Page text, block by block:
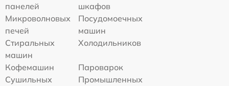
панелей
шкафов
Микроволновых
печей
Посудомоечных
машин
Стиральных
машин
Холодильников
Кофемашин
Пароварок
Сушильных
Промышленных